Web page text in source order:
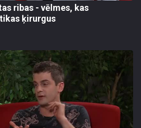
ribas - vēlmes, kas
ķirurgus